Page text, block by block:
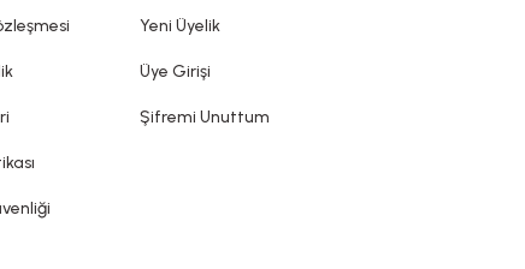
ürün etiketi, broşür gibi bilgi ve belgelere
Yeni Üyelik
Üye Girişi
Şifremi Unuttum